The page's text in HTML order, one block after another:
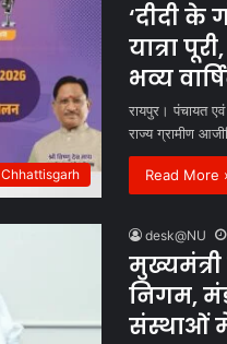
Chhattisgarh
‘दीदी के
यात्रा
भव्य
रायपुर। पंचायत
राज्य ग्रामीण
Read More
desk@NU
निगम,
संस्थाओं में